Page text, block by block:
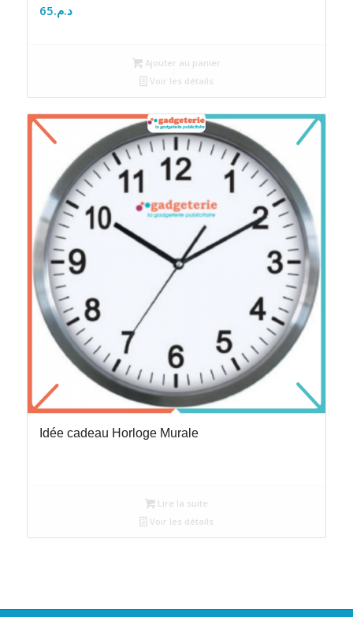
د.م.65
Ajouter au panier
Voir les détails
Idée cadeau Horloge Murale
Lire la suite
Voir les détails